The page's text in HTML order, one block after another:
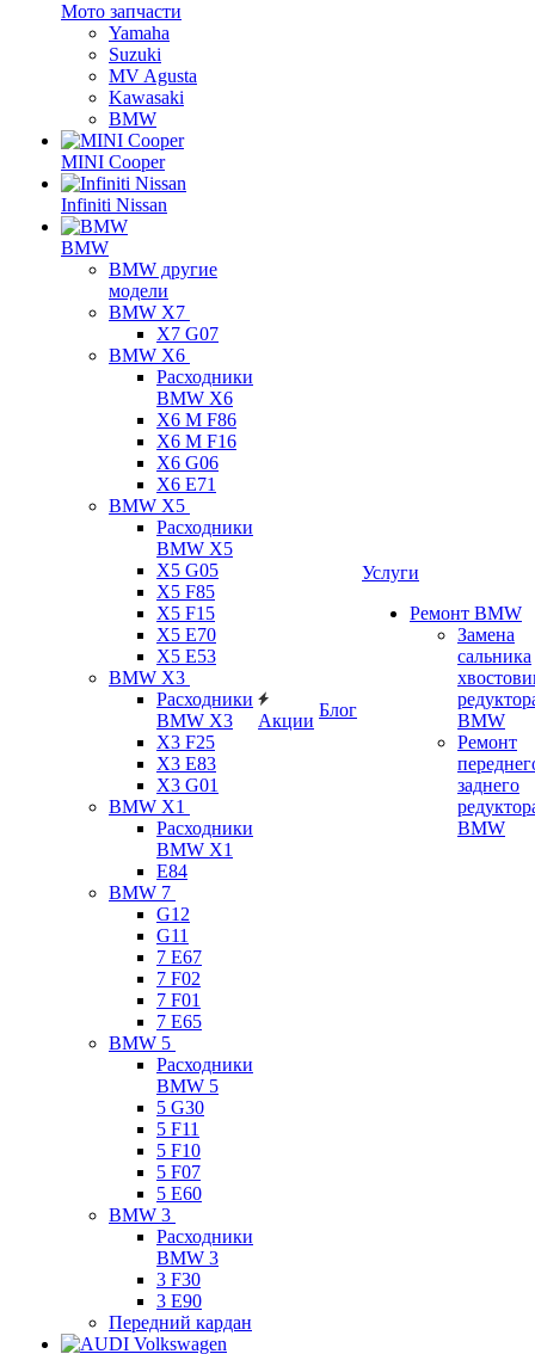
Мото запчасти
Yamaha
Suzuki
MV Agusta
Kawasaki
BMW
MINI Cooper
Infiniti Nissan
BMW
BMW другие
модели
BMW X7
X7 G07
BMW X6
Расходники
BMW X6
X6 M F86
X6 M F16
X6 G06
X6 E71
BMW X5
Расходники
BMW X5
X5 G05
X5 F85
X5 F15
X5 E70
X5 E53
BMW X3
Расходники
BMW X3
X3 F25
X3 E83
X3 G01
BMW X1
Расходники
BMW X1
E84
BMW 7
G12
G11
7 Е67
7 F02
7 F01
7 E65
BMW 5
Расходники
BMW 5
5 G30
5 F11
5 F10
5 F07
5 E60
BMW 3
Расходники
BMW 3
3 F30
3 E90
Передний кардан
Акции
Блог
Услуги
Ремонт BMW
Замена
сальника
BMW
Ремонт
заднего
BMW